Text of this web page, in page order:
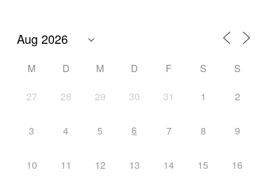
M D M D F S S
27 28 29 30 31 1 2
3 4 5 6 7 8 9
10 11 12 13 14 15 16